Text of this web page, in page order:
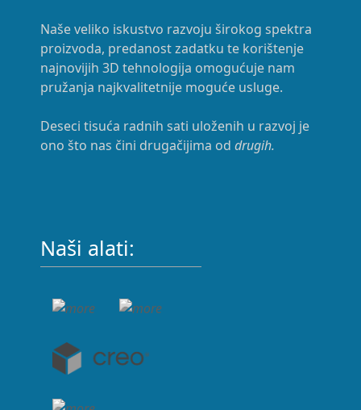
Naše veliko iskustvo razvoju širokog spektra
proizvoda, predanost zadatku te korištenje
najnovijih 3D tehnologija omogućuje nam
pružanja najkvalitetnije moguće usluge.
Deseci tisuća radnih sati uloženih u razvoj je
ono što nas čini drugačijima od drugih.
Naši alati: